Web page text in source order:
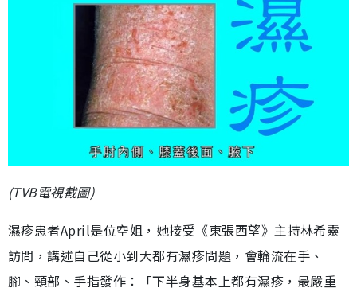
(TVB電視截圖)
濕疹患者April是位空姐，她接受《東張西望》主持林希靈
訪問，講述自己從小到大都有濕疹問題，會輪流在手、
腳、頸部、手指發作：「下半身基本上都有濕疹，最嚴重